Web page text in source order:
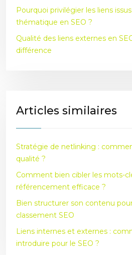
Pourquoi privilégier les liens
thématique en SEO ?
Qualité des liens externes en
différence
Articles similaires
Stratégie de netlinking :
qualité ?
Comment bien cibler les mots-
référencement efficace ?
Bien structurer son contenu
classement SEO
Liens internes et externes :
introduire pour le SEO ?